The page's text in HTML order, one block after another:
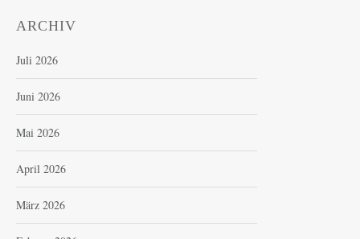
ARCHIV
Juli 2026
Juni 2026
Mai 2026
April 2026
März 2026